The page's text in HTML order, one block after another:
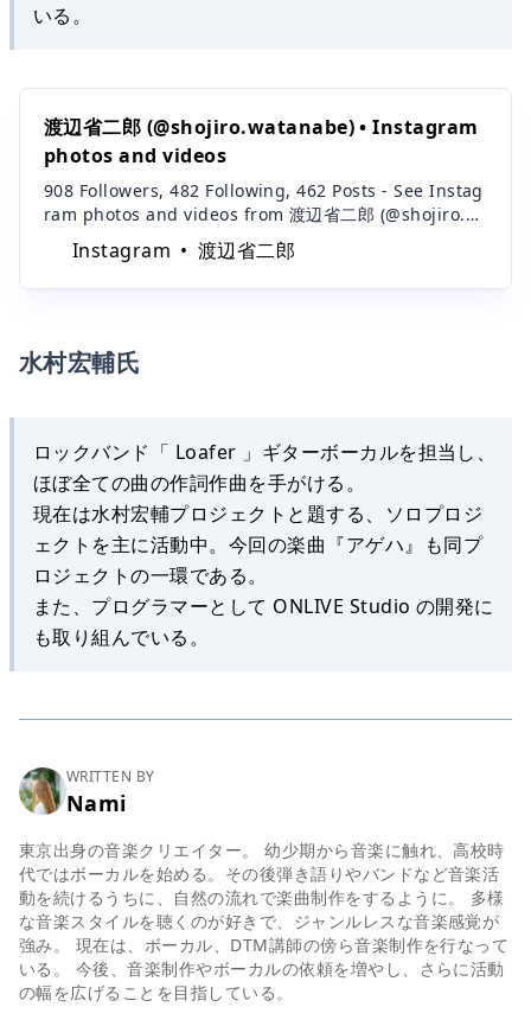
いる。
渡辺省二郎 (@shojiro.watanabe) • Instagram
photos and videos
908 Followers, 482 Following, 462 Posts - See Instag
ram photos and videos from 渡辺省二郎 (@shojiro.w
atanabe)
Instagram 渡辺省二郎
水村宏輔氏
ロックバンド「 Loafer 」ギターボーカルを担当し、
ほぼ全ての曲の作詞作曲を手がける。
現在は水村宏輔プロジェクトと題する、ソロプロジ
ェクトを主に活動中。今回の楽曲『アゲハ』も同プ
ロジェクトの一環である。
また、プログラマーとして ONLIVE Studio の開発に
も取り組んでいる。
WRITTEN BY
Nami
東京出身の音楽クリエイター。 幼少期から音楽に触れ、高校時
代ではボーカルを始める。その後弾き語りやバンドなど音楽活
動を続けるうちに、自然の流れで楽曲制作をするように。 多様
な音楽スタイルを聴くのが好きで、ジャンルレスな音楽感覚が
強み。 現在は、ボーカル、DTM講師の傍ら音楽制作を行なって
いる。 今後、音楽制作やボーカルの依頼を増やし、さらに活動
の幅を広げることを目指している。